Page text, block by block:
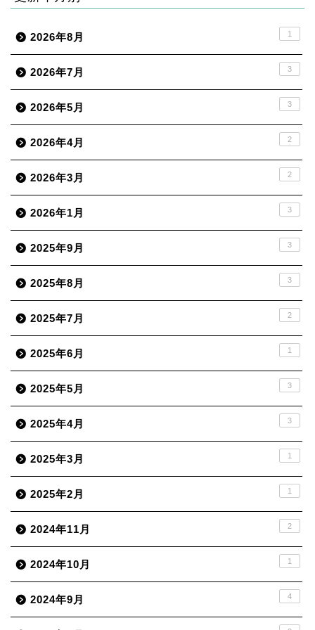
2026年8月 1
2026年7月 3
2026年5月 3
2026年4月 2
2026年3月 2
2026年1月 3
2025年9月 3
2025年8月 3
2025年7月 2
2025年6月 1
2025年5月 3
2025年4月 3
2025年3月 1
2025年2月 1
2024年11月 2
2024年10月 1
2024年9月 4